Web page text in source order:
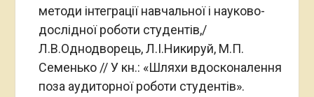
методи інтеграції навчальної і науково-
дослідної роботи студентів,/
Л.В.Однодворець, Л.І.Никируй, М.П.
Семенько // У кн.: «Шляхи вдосконалення
поза аудиторної роботи студентів».